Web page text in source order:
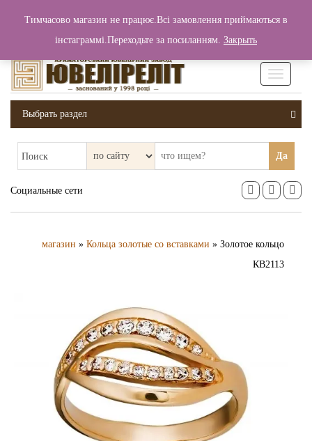
Вход / Регистрация 0 грн.
Выбрать раздел
Поиск Да
Социальные сети
магазин » Кольца золотые со вставками » Золотое кольцо
КВ2113
Тимчасово магазин не працює.Всі замовлення приймаються в
інстаграммі.Переходьте за посиланням. Закрыть